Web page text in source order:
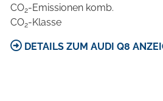
CO2-Emissionen komb.
CO2-Klasse
DETAILS ZUM AUDI Q8